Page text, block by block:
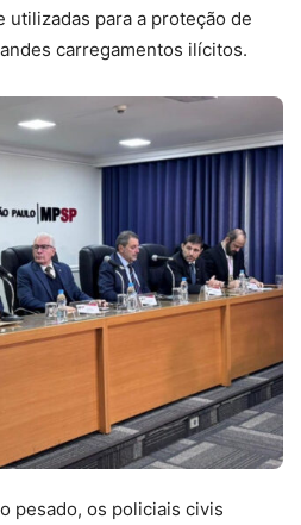
para a proteção de
carregamentos ilícitos.
pesado, os policiais civis